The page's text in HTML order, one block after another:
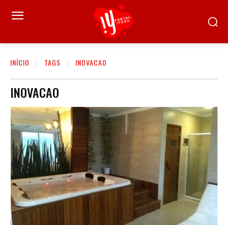
INÍCIO TAGS INOVACAO
INOVACAO